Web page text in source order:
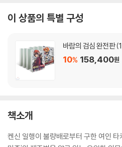
이 상품의 특별 구성
바람의 검심 완전판
10% 158,400원
책소개
켄신 일행이 불량배로부터 구한 여인